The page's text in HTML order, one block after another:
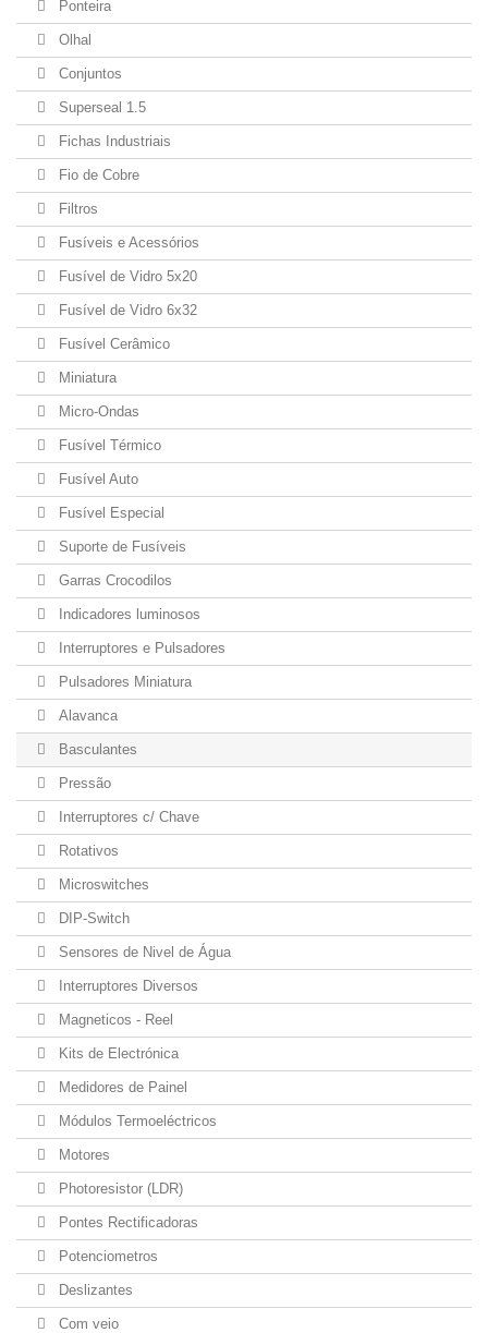
Ponteira
Olhal
Conjuntos
Superseal 1.5
Fichas Industriais
Fio de Cobre
Filtros
Fusíveis e Acessórios
Fusível de Vidro 5x20
Fusível de Vidro 6x32
Fusível Cerâmico
Miniatura
Micro-Ondas
Fusível Térmico
Fusível Auto
Fusível Especial
Suporte de Fusíveis
Garras Crocodilos
Indicadores luminosos
Interruptores e Pulsadores
Pulsadores Miniatura
Alavanca
Basculantes
Pressão
Interruptores c/ Chave
Rotativos
Microswitches
DIP-Switch
Sensores de Nivel de Água
Interruptores Diversos
Magneticos - Reel
Kits de Electrónica
Medidores de Painel
Módulos Termoeléctricos
Motores
Photoresistor (LDR)
Pontes Rectificadoras
Potenciometros
Deslizantes
Com veio